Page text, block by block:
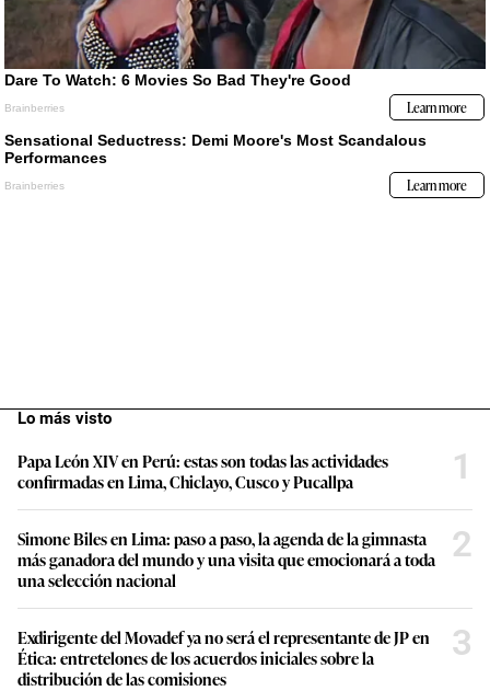
Lo más visto
Papa León XIV en Perú: estas son todas las actividades
confirmadas en Lima, Chiclayo, Cusco y Pucallpa
1
Simone Biles en Lima: paso a paso, la agenda de la gimnasta
más ganadora del mundo y una visita que emocionará a toda
una selección nacional
2
Exdirigente del Movadef ya no será el representante de JP en
Ética: entretelones de los acuerdos iniciales sobre la
distribución de las comisiones
3